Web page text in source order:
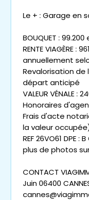
Le + : Garage en
BOUQUET : 99.200
RENTE VIAGÈRE :
annuellement
Revalorisation de
départ anticipé
VALEUR VÉNALE :
Honoraires
Frais d'acte
la valeur
REF 26VO61 DPE : B
plus de photos
CONTACT
Juin 06400